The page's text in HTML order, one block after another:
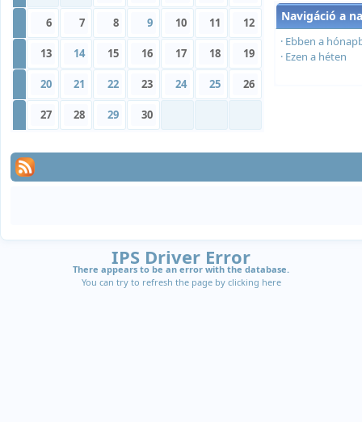
6 7 8 9 10 11 12
13 14 15 16 17 18 19
20 21 22 23 24 25 26
27 28 29 30
Navigáció a
· Ebben a
· Ezen a héten
IPS Driver Error
There appears to be an error with the database.
You can try to refresh the page by clicking here